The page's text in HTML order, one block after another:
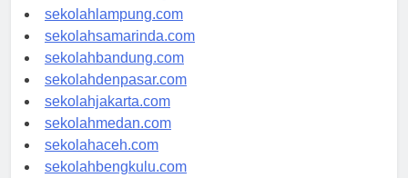
sekolahpalembang.com
sekolahlampung.com
sekolahsamarinda.com
sekolahbandung.com
sekolahdenpasar.com
sekolahjakarta.com
sekolahmedan.com
sekolahaceh.com